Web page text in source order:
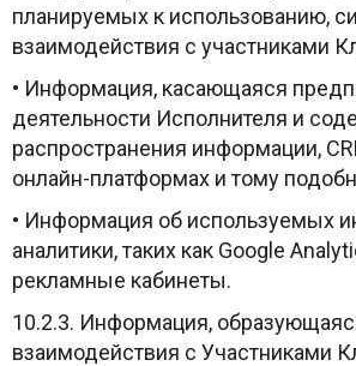
планируемых к использованию,
взаимодействия с участниками
• Информация, касающаяся
деятельности Исполнителя и
распространения информации,
онлайн-платформах и тому
• Информация об используемых
аналитики, таких как Google
рекламные кабинеты.
10.2.3. Информация,
взаимодействия с Участниками